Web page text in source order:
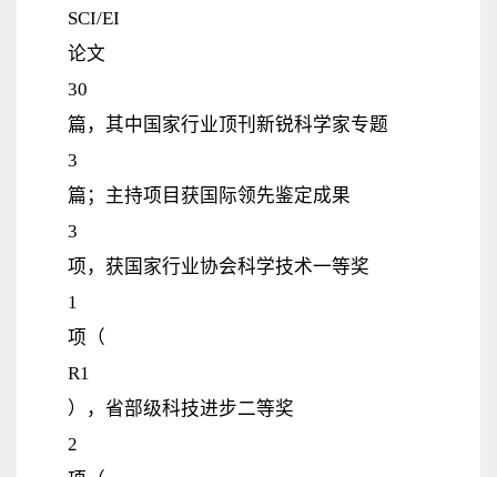
SCI/EI
论文
30
篇，其中国家行业顶刊新锐科学家专题
3
篇；主持项目获国际领先鉴定成果
3
项，获国家行业协会科学技术一等奖
1
项（
R1
），省部级科技进步二等奖
2